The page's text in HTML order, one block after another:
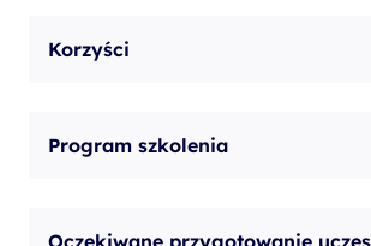
Korzyści
Program szkolenia
Oczekiwane przygotowanie